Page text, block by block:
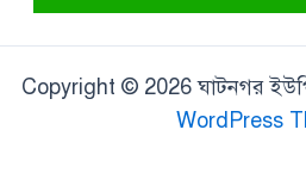
Copyright © 2026 ঘাটনগর
WordPress